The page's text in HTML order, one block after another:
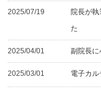
2025/07/19
院長が執
た
2025/04/01 副院長に
2025/03/01 電子カ